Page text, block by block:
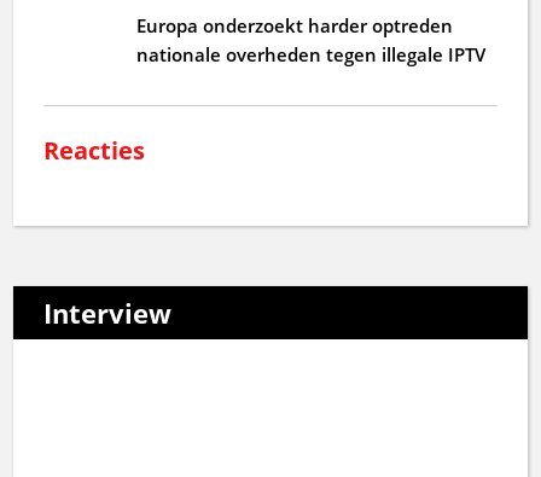
Europa onderzoekt harder optreden
nationale overheden tegen illegale IPTV
Reacties
Interview